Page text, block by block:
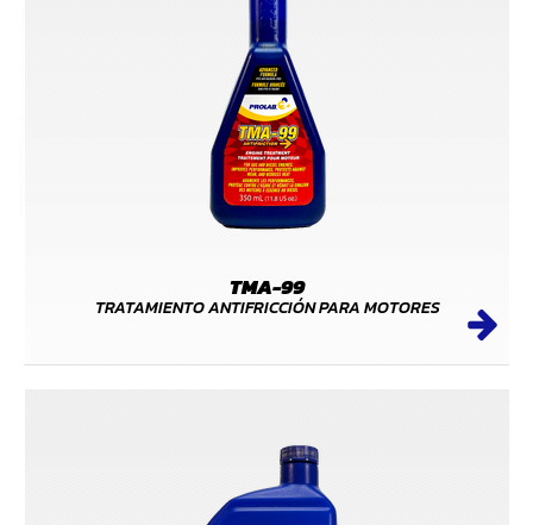
TMA-99
TRATAMIENTO ANTIFRICCIÓN PARA MOTORES